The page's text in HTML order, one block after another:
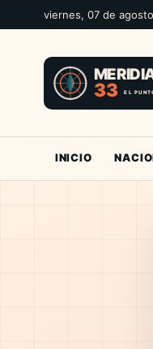
viernes, 07 de
INICIO